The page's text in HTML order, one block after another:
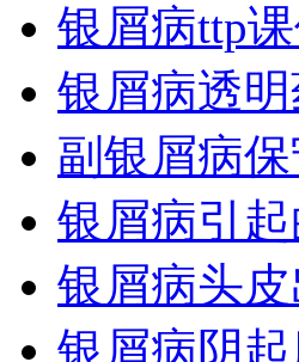
银屑病ttp
银屑病透
副银屑病
银屑病引
银屑病头
银屑病阴